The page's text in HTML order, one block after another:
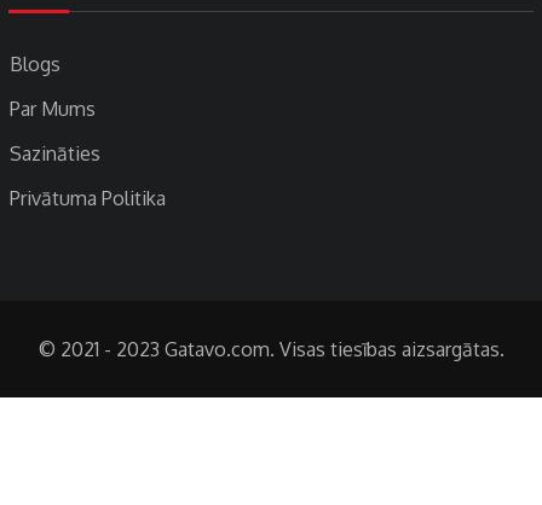
Blogs
Par Mums
Sazināties
Privātuma Politika
© 2021 - 2023 Gatavo.com. Visas tiesības aizsargātas.